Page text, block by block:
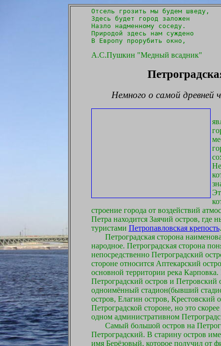
Отсель грозить мы будем шведу,
Здесь будет город заложен
Назло надменному соседу.
Природой здесь нам суждено
А.С.Пушкин "Медный всадник"
Немного о самой древней
строение города от воздействий
Петра находится Заячий остров, где
туристами Петропавловская крепость.
Петроградская сторона
народное. Петроградская сторона
непосредственно Петроградский
стороне относится Аптекарский
основной территории река Карповка.
Петроградский остров и Петровский
одноимённый стадион(бывший
остров, Елагин остров, Крестовский
Петроградской стороне, но это
одном административном
Самый большой остров на
Петроградский. В старину остров
имя Берёзовый, которое получил от